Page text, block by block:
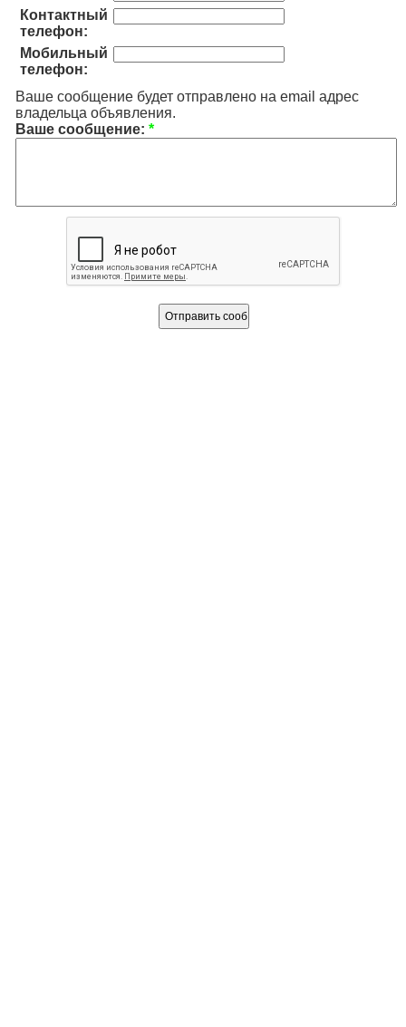
Контактный
телефон:
Мобильный
телефон:
Ваше сообщение будет отправлено на email адрес
владельца объявления.
Ваше сообщение: *